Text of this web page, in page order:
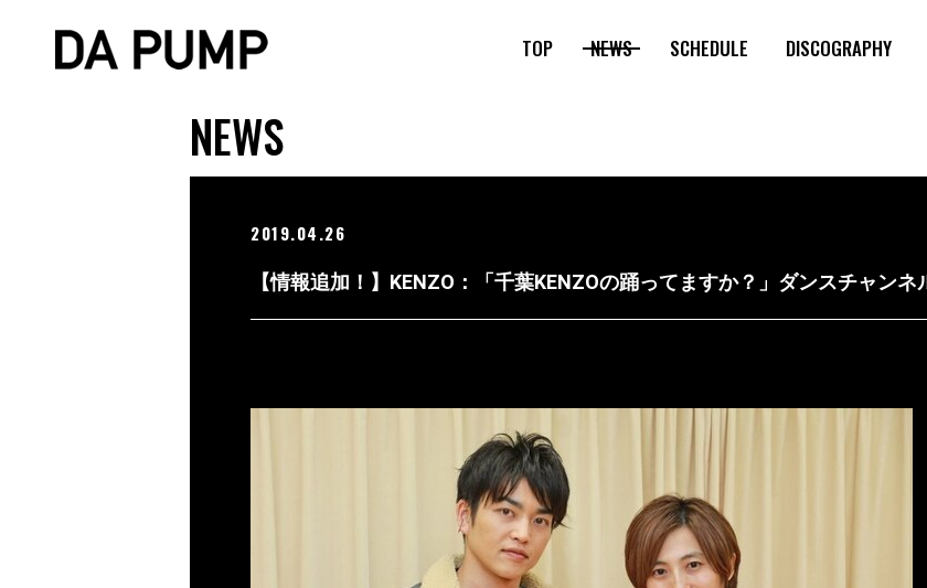
TOP NEWS SCHEDULE DISCOGRAPHY
NEWS
2019.04.26
【情報追加！】KENZO：「千葉KENZOの踊ってますか？」ダンスチャンネ